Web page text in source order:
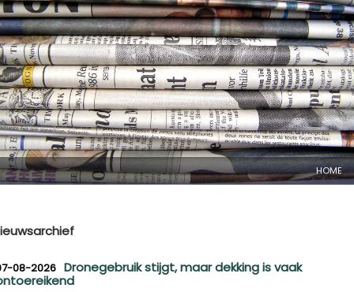
HOME
08-2026 Dronegebruik stijgt, maar dekking is vaak